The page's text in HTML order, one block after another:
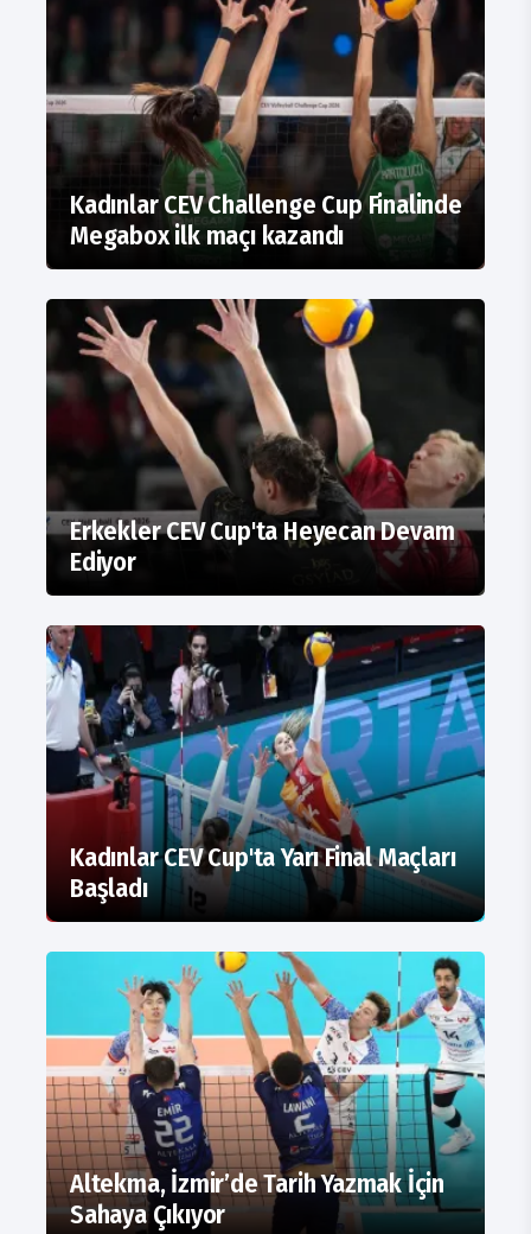
Kadınlar CEV Challenge Cup Finalinde
Megabox ilk maçı kazandı
Erkekler CEV Cup'ta Heyecan Devam
Ediyor
Kadınlar CEV Cup'ta Yarı Final Maçları
Başladı
Altekma, İzmir’de Tarih Yazmak İçin
Sahaya Çıkıyor